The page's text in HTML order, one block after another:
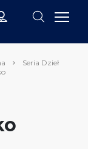
Seria Dzieł